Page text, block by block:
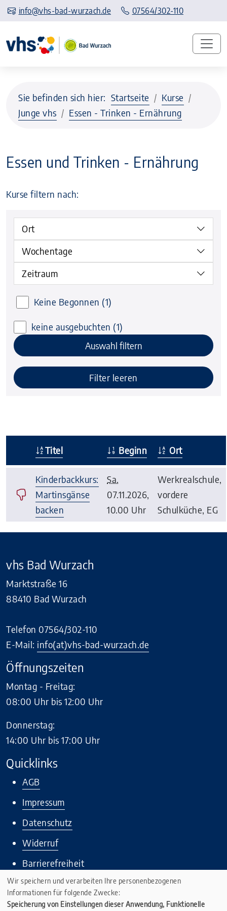
info@vhs-bad-wurzach.de 07564/302-110
Sie befinden sich hier: Startseite
Kurse
Junge vhs
Essen - Trinken - Ernährung
Essen und Trinken - Ernährung
Kurse filtern nach:
Ort
Wochentage
Zeitraum
Keine Begonnen (1)
keine ausgebuchten (1)
Auswahl filtern
Filter leeren
Titel Beginn Ort
Kinderbackkurs:
Martinsgänse
backen
Sa.
07.11.2026,
10.00 Uhr
Werkrealschule,
vordere
Schulküche, EG
vhs Bad Wurzach
Marktstraße 16
88410 Bad Wurzach
Telefon 07564/302-110
E-Mail: info(at)vhs-bad-wurzach.de
Öffnungszeiten
Montag - Freitag:
08:00 Uhr bis 12:00 Uhr
Donnerstag:
14:00 Uhr bis 17:00 Uhr
Quicklinks
AGB
Impressum
Datenschutz
Widerruf
Barrierefreiheit
Wir speichern und verarbeiten Ihre personenbezogenen
Informationen für folgende Zwecke:
Speicherung von Einstellungen dieser Anwendung, Funktionelle